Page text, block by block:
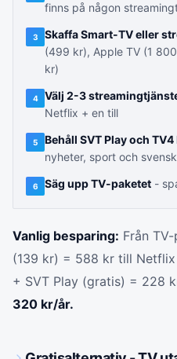
finns på någon
3 Skaffa Smart-TV eller
(499 kr), Apple TV (1
kr)
4 Välj 2-3
Netflix + en till
5 Behåll SVT Play och TV4
nyheter, sport och
6 Säg upp TV-paketet -
Vanlig besparing: Från
(139 kr) = 588 kr till
+ SVT Play (gratis) = 228
320 kr/år.